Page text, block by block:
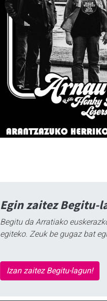
Egin zaitez Begitu-
Begitu da Arratiako
egiteko. Zeuk be gugaz bat
Izan zaitez Begitu-lagun!